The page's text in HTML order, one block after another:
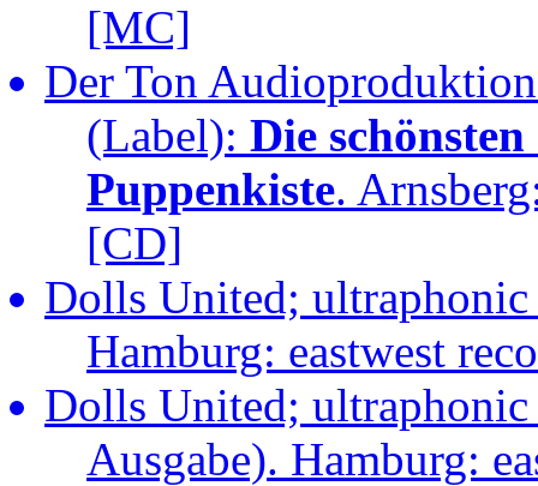
[MC]
Der Ton
(Label): Die
Puppenkiste.
[CD]
Dolls United;
Hamburg: eastwest
Dolls United;
Ausgabe). Hamburg: